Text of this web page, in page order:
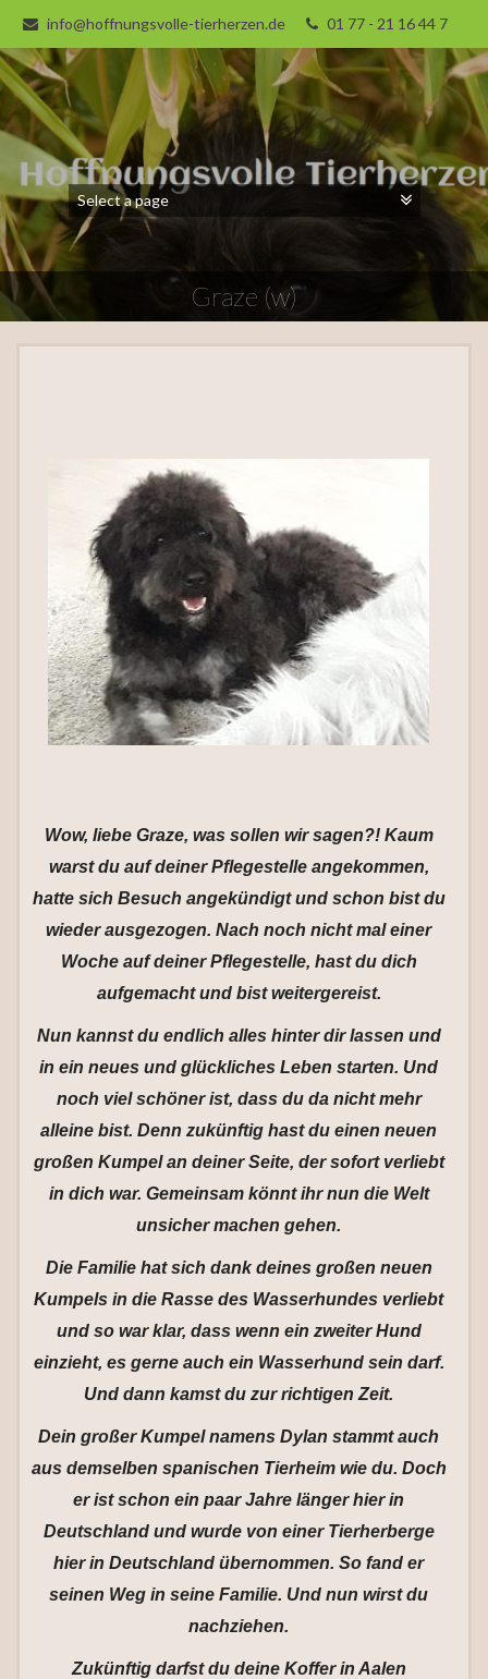
info@hoffnungsvolle-tierherzen.de 01 77 - 21 16 44 7
Graze (w)
Wow, liebe Graze, was sollen wir sagen?! Kaum
warst du auf deiner Pflegestelle angekommen,
hatte sich Besuch angekündigt und schon bist du
wieder ausgezogen. Nach noch nicht mal einer
Woche auf deiner Pflegestelle, hast du dich
aufgemacht und bist weitergereist.
Nun kannst du endlich alles hinter dir lassen und
in ein neues und glückliches Leben starten. Und
noch viel schöner ist, dass du da nicht mehr
alleine bist. Denn zukünftig hast du einen neuen
großen Kumpel an deiner Seite, der sofort verliebt
in dich war. Gemeinsam könnt ihr nun die Welt
unsicher machen gehen.
Die Familie hat sich dank deines großen neuen
Kumpels in die Rasse des Wasserhundes verliebt
und so war klar, dass wenn ein zweiter Hund
einzieht, es gerne auch ein Wasserhund sein darf.
Und dann kamst du zur richtigen Zeit.
Dein großer Kumpel namens Dylan stammt auch
aus demselben spanischen Tierheim wie du. Doch
er ist schon ein paar Jahre länger hier in
Deutschland und wurde von einer Tierherberge
hier in Deutschland übernommen. So fand er
seinen Weg in seine Familie. Und nun wirst du
nachziehen.
Zukünftig darfst du deine Koffer in Aalen